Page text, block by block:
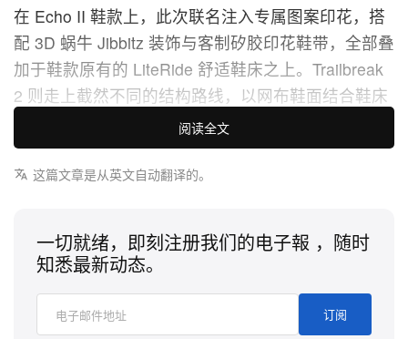
在 Echo II 鞋款上，此次联名注入专属图案印花，搭
配 3D 蜗牛 Jibbitz 装饰与客制矽胶印花鞋带，全部叠
加于鞋款原有的 LiteRide 舒适鞋床之上。Trailbreak
2 则走上截然不同的结构路线，以网布鞋面结合鞋床
logo 印花、半透明矽胶覆层以及喷点橡胶大底，其大
理石纹 EVA 中底更是此鞋型的全新尝试，首度在结
构上引入大理石纹理效果。
Dead 创办人 Kyle Ng 表示，他从身边的自然景象汲
取灵感。他在声明中提到：「Crocs 一直是我很尊敬
的品牌，因为它属于所有人。我一直特别喜欢那些舒
适、实用，又能陪你走到几乎任何地方的鞋履。
阅读全文
这篇文章是从英文自动翻译的。
一切就绪，即刻注册我们的电子報 ，随时
知悉最新动态。
订阅